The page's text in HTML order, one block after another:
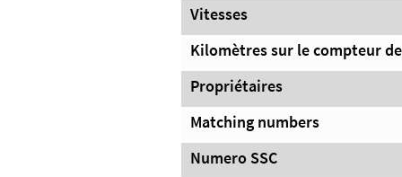
Vitesses
Kilomètres sur le compteur
Propriétaires
Matching numbers
Numero SSC